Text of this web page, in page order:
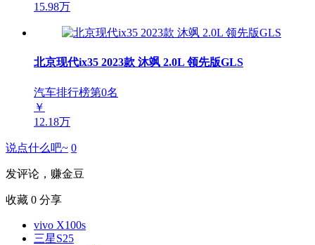
15.98万
北京现代ix35 2023款 沐飒 2.0L 领先版GLS
汽车排行榜第0名
￥
12.18万
说点什么吧~ 0
发评论，赚金豆
收藏 0 分享
vivo X100s
三星S25